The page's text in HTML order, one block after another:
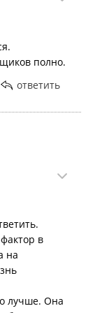
и
числе!!! А
с
– буду
полно.
ответить
в
на
лучше. Она